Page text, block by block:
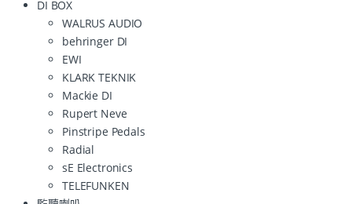
DI BOX
WALRUS AUDIO
behringer DI
EWI
KLARK TEKNIK
Mackie DI
Rupert Neve
Pinstripe Pedals
Radial
sE Electronics
TELEFUNKEN